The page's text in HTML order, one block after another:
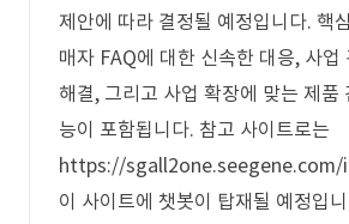
제안에 따라 결정될 예정입니다. 핵
매자 FAQ에 대한 신속한 대응, 사업
해결, 그리고 사업 확장에 맞는 제품
능이 포함됩니다. 참고 사이트로는
https://sgall2one.seegene.com/
이 사이트에 챗봇이 탑재될 예정입